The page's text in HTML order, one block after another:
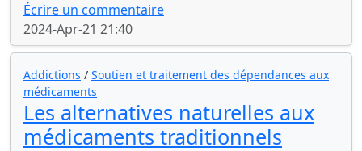
Écrire un commentaire
2024-Apr-21 21:40
Addictions / Soutien et traitement des dépendances aux
médicaments
Les alternatives naturelles aux
médicaments traditionnels